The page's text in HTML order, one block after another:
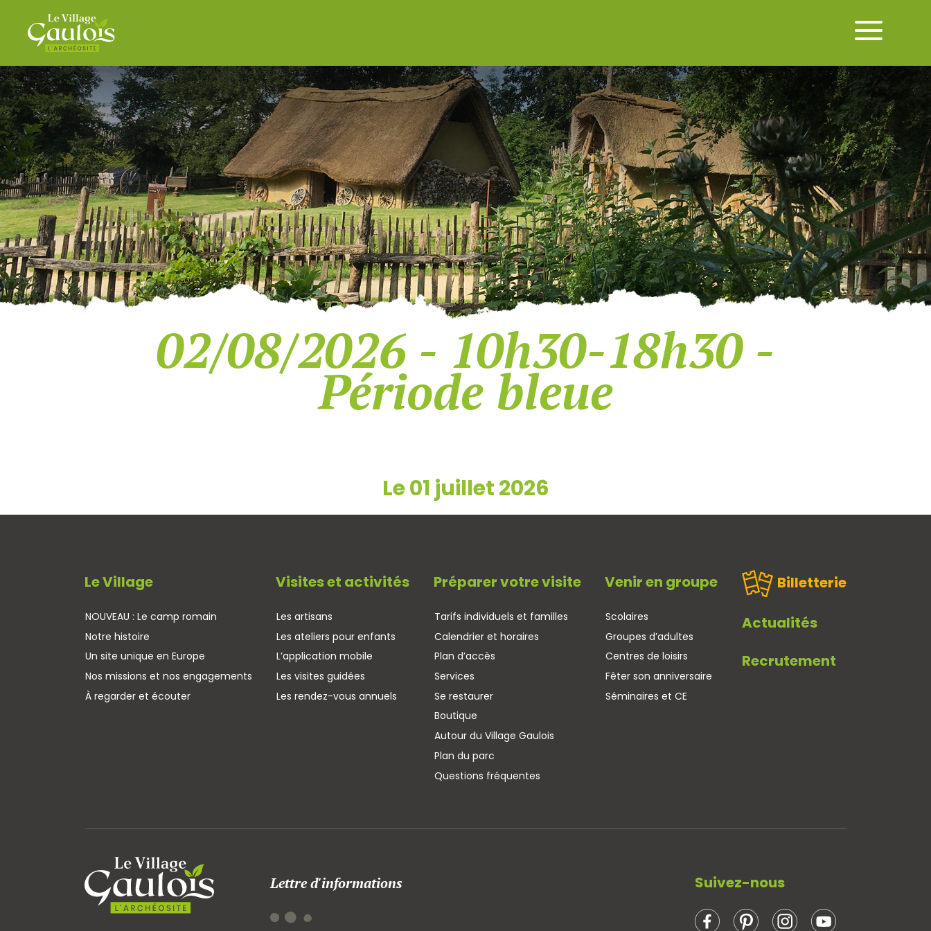
02/08/2026 - 10h30-18h30 -
Période bleue
Le 01 juillet 2026
Le Village
NOUVEAU : Le camp romain
Notre histoire
Un site unique en Europe
Nos missions et nos engagements
À regarder et écouter
Visites et activités
Les artisans
Les ateliers pour enfants
L’application mobile
Les visites guidées
Les rendez-vous annuels
Préparer votre visite
Tarifs individuels et familles
Calendrier et horaires
Plan d’accès
Services
Se restaurer
Boutique
Autour du Village Gaulois
Plan du parc
Questions fréquentes
Venir en groupe
Scolaires
Groupes d’adultes
Centres de loisirs
Fêter son anniversaire
Séminaires et CE
Billetterie
Actualités
Recrutement
Lettre d'informations Suivez-nous